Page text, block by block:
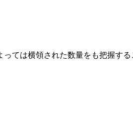
ては横領された数量をも把握す